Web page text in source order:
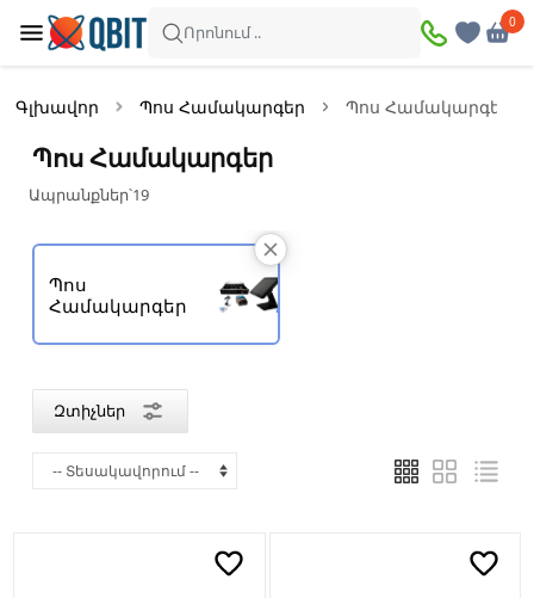
Որոնում ..
0
Գլխավոր Պոս Համակարգեր Պոս Համակարգեր
Պոս Համակարգեր
Ապրանքներ՝19
Պոս
Համակարգեր
Զտիչներ
Զտիչներ
Առկա
Զեղչված
Գին
—
Apexa
Axiom
Honeywell
Netum
PosiFlex
Winson